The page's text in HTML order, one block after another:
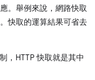
。舉例來說，網路快取
快取的運算結果可省去
，HTTP 快取就是其中